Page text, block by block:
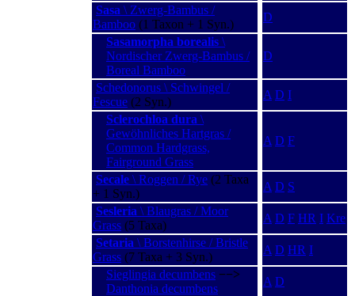
Sasa \ Zwerg-Bambus /
Bamboo (1 Taxon + 1 Syn.)
D
Sasamorpha borealis \
Nordischer Zwerg-Bambus /
Boreal Bamboo
D
Schedonorus \ Schwingel /
Fescue (2 Syn.)
A D I
Sclerochloa dura \
Gewöhnliches Hartgras /
Common Hardgrass,
Fairground Grass
A D F
Secale \ Roggen / Rye (2 Taxa
+ 1 Syn.)
A D S
Sesleria \ Blaugras / Moor
Grass (5 Taxa)
A D F HR I Kre
Setaria \ Borstenhirse / Bristle
Grass (7 Taxa + 3 Syn.)
A D HR I
Sieglingia decumbens −−>
Danthonia decumbens
A D